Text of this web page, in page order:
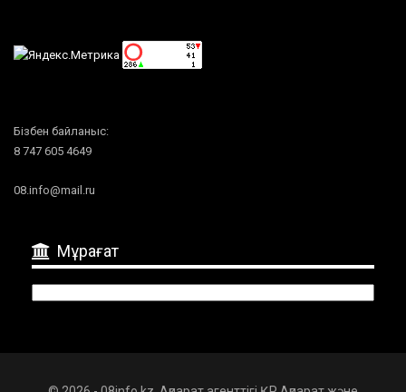
Бізбен байланыс:
8 747 605 4649
08.info@mail.ru
Мұрағат